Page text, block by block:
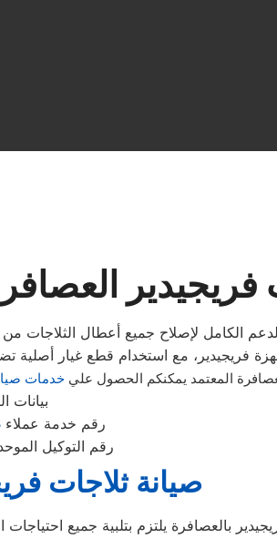
فريجيدير
الكامل لإصلاح جميع أعطال الثلاجات
المعتمد يمكنكم الحصول علي خدمات
بيانات
رقم خدمة عملاء
رقم التوكيل
صيانة ثلاجات